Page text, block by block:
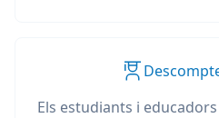
Els estudiants i